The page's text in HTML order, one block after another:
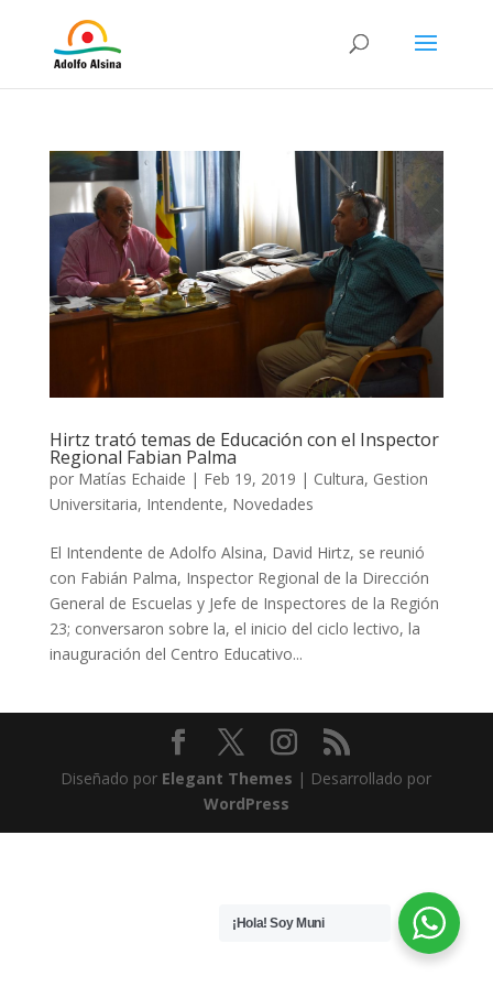
Hirtz trató temas de Educación con el Inspector
Regional Fabian Palma
por Matías Echaide | Feb 19, 2019 | Cultura, Gestion
Universitaria, Intendente, Novedades
El Intendente de Adolfo Alsina, David Hirtz, se reunió
con Fabián Palma, Inspector Regional de la Dirección
General de Escuelas y Jefe de Inspectores de la Región
23; conversaron sobre la, el inicio del ciclo lectivo, la
inauguración del Centro Educativo...
Diseñado por Elegant Themes | Desarrollado por
WordPress
¡Hola! Soy Muni